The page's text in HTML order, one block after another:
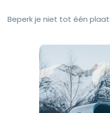
Beperk je niet tot één